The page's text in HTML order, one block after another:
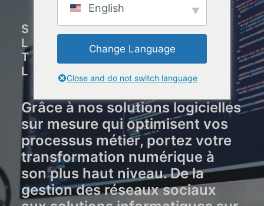
SECTEUR DES
LOGICIELS ET DES
TECHNOLOGIES DE
L'INFORMATION
Grâce à nos solutions logicielles
sur mesure qui optimisent vos
processus métier, portez votre
transformation numérique à
son plus haut niveau. De la
gestion des réseaux sociaux
English
Change Language
Close and do not switch language